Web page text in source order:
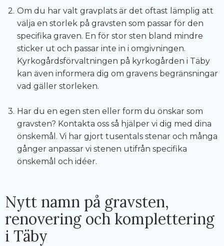
Om du har valt gravplats är det oftast lämplig att
välja en storlek på gravsten som passar för den
specifika graven. En för stor sten bland mindre
sticker ut och passar inte in i omgivningen.
Kyrkogårdsförvaltningen på kyrkogården i Täby
kan även informera dig om gravens begränsningar
vad gäller storleken.
Har du en egen sten eller form du önskar som
gravsten? Kontakta oss så hjälper vi dig med dina
önskemål. Vi har gjort tusentals stenar och många
gånger anpassar vi stenen utifrån specifika
önskemål och idéer.
Nytt namn på gravsten,
renovering och komplettering
i Täby